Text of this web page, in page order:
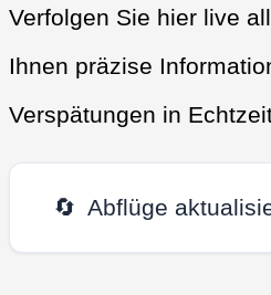
Verfolgen Sie hier live
Ihnen präzise
Verspätungen in
🔄 Abflüge